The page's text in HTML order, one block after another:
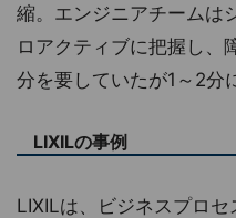
縮。エンジニアチームは
ロアクティブに把握し、
分を要していたが1～2分
LIXILの事例
LIXILは、ビジネスプロ